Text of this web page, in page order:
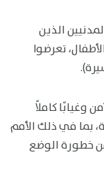
الذين
تعرضوا
وغيابًا كاملاً
بما في ذلك الأمم
خطورة الوضع